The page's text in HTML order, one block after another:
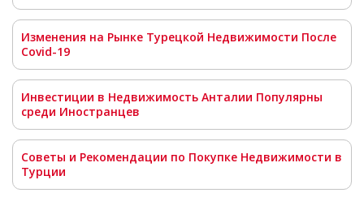
Изменения на Рынке Турецкой Недвижимости После
Covid-19
Инвестиции в Недвижимость Анталии Популярны
среди Иностранцев
Советы и Рекомендации по Покупке Недвижимости в
Турции